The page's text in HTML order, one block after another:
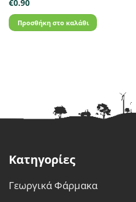
€0.90
Προσθήκη στο καλάθι
Κατηγορίες
Γεωργικά Φάρμακα